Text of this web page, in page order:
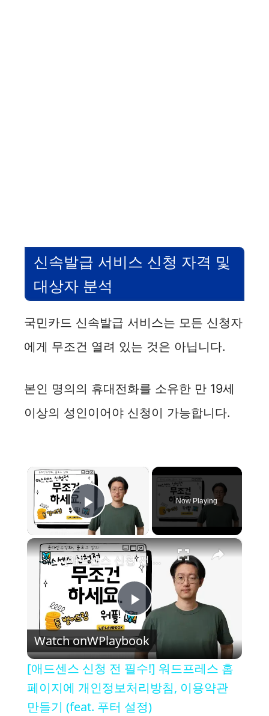
신속발급 서비스 신청 자격 및
대상자 분석
국민카드 신속발급 서비스는 모든 신청자
에게 무조건 열려 있는 것은 아닙니다.
본인 명의의 휴대전화를 소유한 만 19세
이상의 성인이어야 신청이 가능합니다.
×
Play Video
Now Playing
×
P
l
a
[애드센스 신청 전 필수!] 워드프레스 홈페이지에 개인정보처리방침, 이용약관 만들기 (feat. 푸터 설정)
Watch onWPlaybook
[애드센스 신청 전 필수!] 워드프레스 홈
페이지에 개인정보처리방침, 이용약관
만들기 (feat. 푸터 설정)